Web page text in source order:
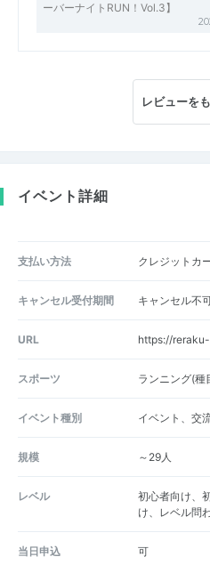
ーバーナイトRUN！Vol.3】
レビューを
イベント詳細
支払い方法 クレジットカ
キャンセル受付期間 キャンセル不
URL https://
スポーツ ランニング(種
イベント種別 イベント、交
規模 ～29人
レベル
初心者向け、
け、レベル問
当日申込 可